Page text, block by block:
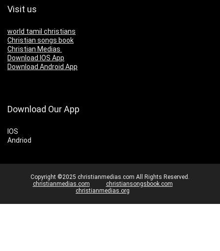
Visit us
world tamil christians
Christian songs book
Christian Medias
Download IOS App
Download Android App
Download Our App
IOS
Andriod
Copyright ©2025 christianmedias.com All Rights Reserved.
christianmedias.com
christiansongsbook.com
christianmedias.org